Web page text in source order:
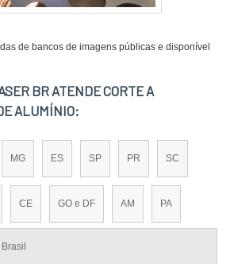
de bancos de imagens públicas e disponível
BR ATENDE CORTE A
ALUMÍNIO:
MG ES SP PR SC
CE GO e DF AM PA